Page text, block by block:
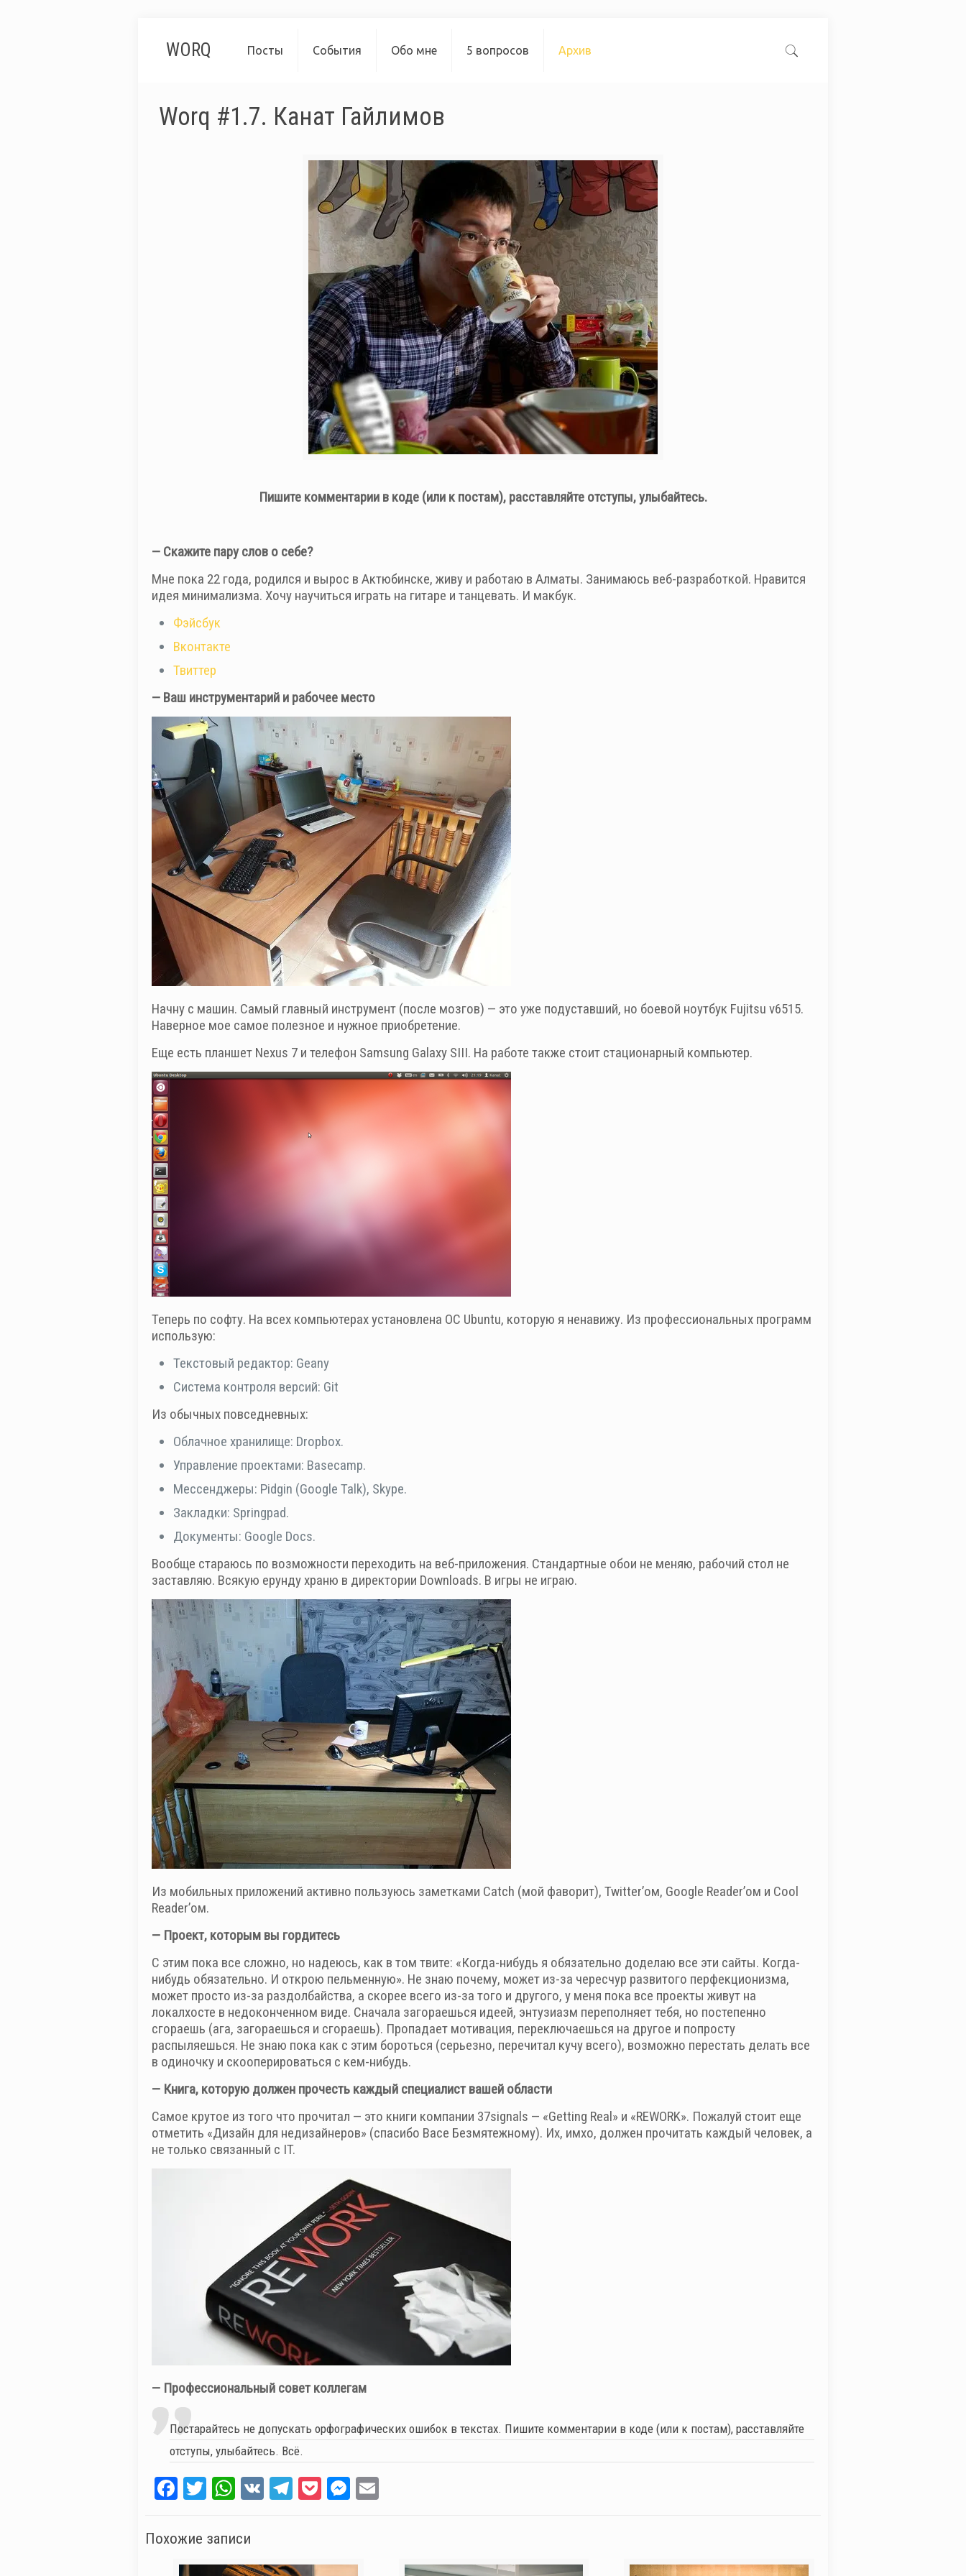
WORQ Посты События Обо мне 5 вопросов Архив
Worq #1.7. Канат Гайлимов
Пишите комментарии в коде (или к постам), расставляйте отступы, улыбайтесь.
— Скажите пару слов о себе?
Мне пока 22 года, родился и вырос в Актюбинске, живу и работаю в Алматы. Занимаюсь веб-разработкой. Нравится
идея минимализма. Хочу научиться играть на гитаре и танцевать. И макбук.
Фэйсбук
Вконтакте
Твиттер
— Ваш инструментарий и рабочее место
Начну с машин. Самый главный инструмент (после мозгов) — это уже подуставший, но боевой ноутбук Fujitsu v6515.
Наверное мое самое полезное и нужное приобретение.
Еще есть планшет Nexus 7 и телефон Samsung Galaxy SIII. На работе также стоит стационарный компьютер.
Теперь по софту. На всех компьютерах установлена ОС Ubuntu, которую я ненавижу. Из профессиональных программ
использую:
Текстовый редактор: Geany
Система контроля версий: Git
Из обычных повседневных:
Облачное хранилище: Dropbox.
Управление проектами: Basecamp.
Мессенджеры: Pidgin (Google Talk), Skype.
Закладки: Springpad.
Документы: Google Docs.
Вообще стараюсь по возможности переходить на веб-приложения. Стандартные обои не меняю, рабочий стол не
заставляю. Всякую ерунду храню в директории Downloads. В игры не играю.
Из мобильных приложений активно пользуюсь заметками Catch (мой фаворит), Twitter’ом, Google Reader’ом и Cool
Reader’ом.
— Проект, которым вы гордитесь
С этим пока все сложно, но надеюсь, как в том твите: «Когда-нибудь я обязательно доделаю все эти сайты. Когда-
нибудь обязательно. И открою пельменную». Не знаю почему, может из-за чересчур развитого перфекционизма,
может просто из-за раздолбайства, а скорее всего из-за того и другого, у меня пока все проекты живут на
локалхосте в недоконченном виде. Сначала загораешься идеей, энтузиазм переполняет тебя, но постепенно
сгораешь (ага, загораешься и сгораешь). Пропадает мотивация, переключаешься на другое и попросту
распыляешься. Не знаю пока как с этим бороться (серьезно, перечитал кучу всего), возможно перестать делать все
в одиночку и скооперироваться с кем-нибудь.
— Книга, которую должен прочесть каждый специалист вашей области
Самое крутое из того что прочитал — это книги компании 37signals — «Getting Real» и «REWORK». Пожалуй стоит еще
отметить «Дизайн для недизайнеров» (спасибо Васе Безмятежному). Их, имхо, должен прочитать каждый человек, а
не только связанный с IT.
— Профессиональный совет коллегам
Постарайтесь не допускать орфографических ошибок в текстах. Пишите комментарии в коде (или к постам), расставляйте
отступы, улыбайтесь. Всё.
Facebook
TwitterWhatsApp
VK Telegram
PocketMessenger
Похожие записи